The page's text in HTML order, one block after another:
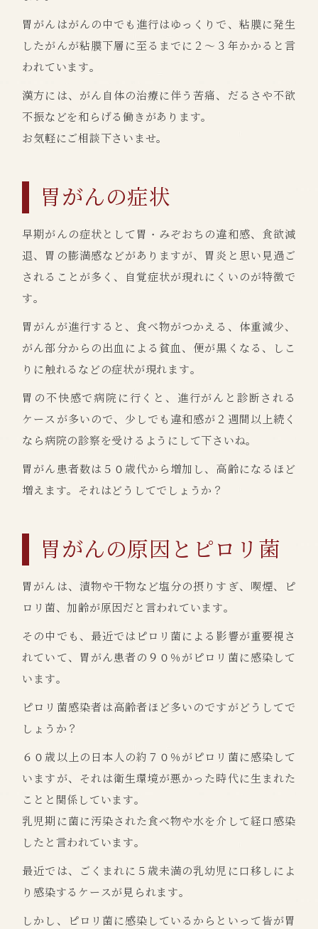
胃がんはがんの中でも進行はゆっくりで、粘膜に発生
したがんが粘膜下層に至るまでに２～３年かかると言
われています。
漢方には、がん自体の治療に伴う苦痛、だるさや不欲
不振などを和らげる働きがあります。
お気軽にご相談下さいませ。
胃がんの症状
早期がんの症状として胃・みぞおちの違和感、食欲減
退、胃の膨満感などがありますが、胃炎と思い見過ご
されることが多く、自覚症状が現れにくいのが特徴で
す。
胃がんが進行すると、食べ物がつかえる、体重減少、
がん部分からの出血による貧血、便が黒くなる、しこ
りに触れるなどの症状が現れます。
胃の不快感で病院に行くと、進行がんと診断される
ケースが多いので、少しでも違和感が２週間以上続く
なら病院の診察を受けるようにして下さいね。
胃がん患者数は５０歳代から増加し、高齢になるほど
増えます。それはどうしてでしょうか？
胃がんの原因とピロリ菌
胃がんは、漬物や干物など塩分の摂りすぎ、喫煙、ピ
ロリ菌、加齢が原因だと言われています。
その中でも、最近ではピロリ菌による影響が重要視さ
れていて、胃がん患者の９０％がピロリ菌に感染して
います。
ピロリ菌感染者は高齢者ほど多いのですがどうしてで
しょうか？
６０歳以上の日本人の約７０％がピロリ菌に感染して
いますが、それは衛生環境が悪かった時代に生まれた
ことと関係しています。
乳児期に菌に汚染された食べ物や水を介して経口感染
したと言われています。
最近では、ごくまれに５歳未満の乳幼児に口移しによ
り感染するケースが見られます。
しかし、ピロリ菌に感染しているからといって皆が胃